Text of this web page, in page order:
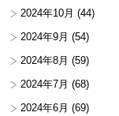
2024年10月 (44)
2024年9月 (54)
2024年8月 (59)
2024年7月 (68)
2024年6月 (69)